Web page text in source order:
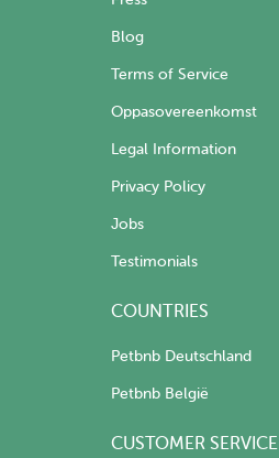
Blog
Terms of Service
Oppasovereenkomst
Legal Information
Privacy Policy
Jobs
Testimonials
COUNTRIES
Petbnb Deutschland
Petbnb België
CUSTOMER SERVICE